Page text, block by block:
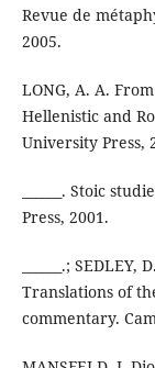
Revue de
2005.
LONG, A. A.
Hellenistic and
University Press,
______. Stoic
Press, 2001.
______.;
Translations of
commentary.